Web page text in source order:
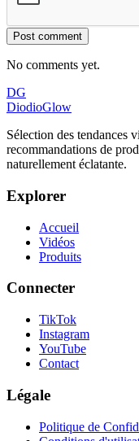
Post comment
No comments yet.
DG
DiodioGlow
Sélection des tendances
recommandations de
naturellement éclatante.
Explorer
Accueil
Vidéos
Produits
Connecter
TikTok
Instagram
YouTube
Contact
Légale
Politique de